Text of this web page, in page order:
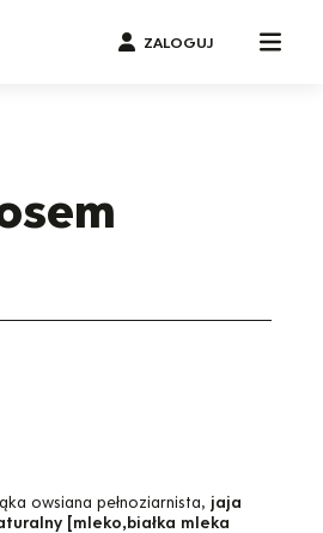
ZALOGUJ
owsiana pełnoziarnista, jaja
[mleko,białka mleka